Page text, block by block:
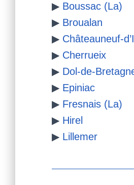
▶ Boussac (La)
▶ Broualan
▶ Châteauneuf-
▶ Cherrueix
▶ Dol-de-
▶ Epiniac
▶ Fresnais (La)
▶ Hirel
▶ Lillemer